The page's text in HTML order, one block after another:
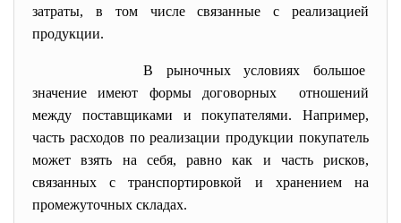
затраты, в том числе связанные с реализацией
продукции.
В рыночных условиях большое
значение имеют формы договорных отношений
между поставщиками и покупателями. Например,
часть расходов по реализации продукции покупатель
может взять на себя, равно как и часть рисков,
связанных с транспортировкой и хранением на
промежуточных складах.